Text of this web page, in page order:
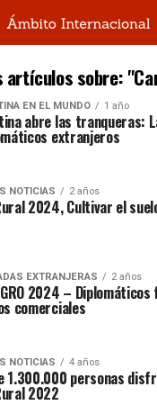
artículos sobre:
EN EL MUNDO 1 año
abre las tranqueras:
extranjeros
NOTICIAS 2 años
2024, Cultivar el
EXTRANJERAS 2 años
2024 –
comerciales
NOTICIAS 4 años
1.300.000 personas
2022